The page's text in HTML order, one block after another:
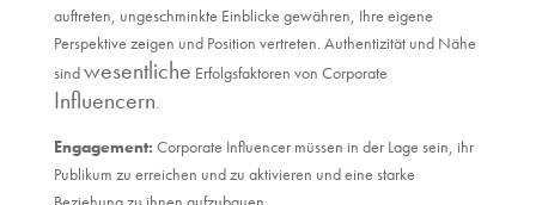
auftreten, ungeschminkte Einblicke gewähren, Ihre eigene
Perspektive zeigen und Position vertreten. Authentizität und Nähe
sindwesentliche Erfolgsfaktoren von Corporate
Influencern.
Engagement: Corporate Influencer müssen in der Lage sein, ihr
Publikum zu erreichen und zu aktivieren und eine starke